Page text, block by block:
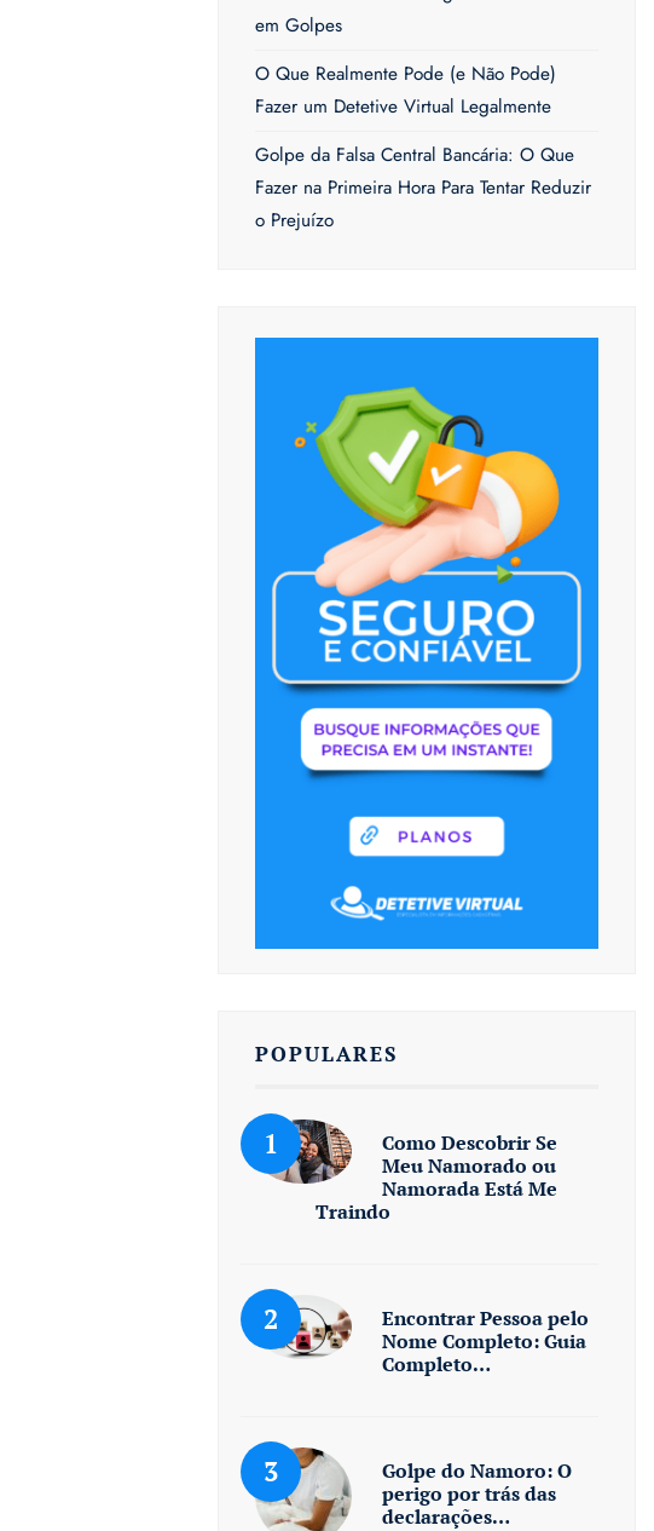
em Golpes
O Que Realmente Pode (e Não Pode)
Fazer um Detetive Virtual Legalmente
Golpe da Falsa Central Bancária: O Que
Fazer na Primeira Hora Para Tentar Reduzir
o Prejuízo
POPULARES
Como Descobrir Se
Meu Namorado ou
Namorada Está Me
Traindo
Encontrar Pessoa pelo
Nome Completo: Guia
Completo…
Golpe do Namoro: O
perigo por trás das
declarações…